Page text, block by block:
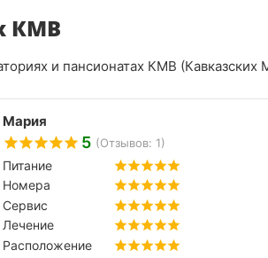
КМВ
и пансионатах КМВ (Кавказских
Мария
5 (Отзывов: 1)
Питание
Номера
Сервис
Лечение
Расположение